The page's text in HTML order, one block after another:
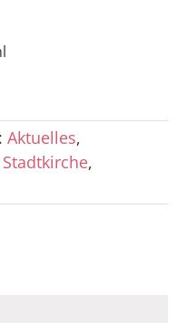
Aktuelles,
,